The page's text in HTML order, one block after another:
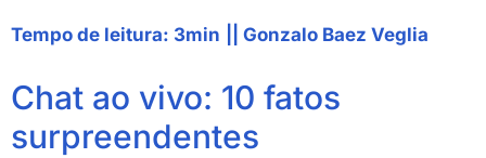
Tempo de leitura: 3min Gonzalo Baez Veglia
Chat ao vivo: 10 fatos
surpreendentes